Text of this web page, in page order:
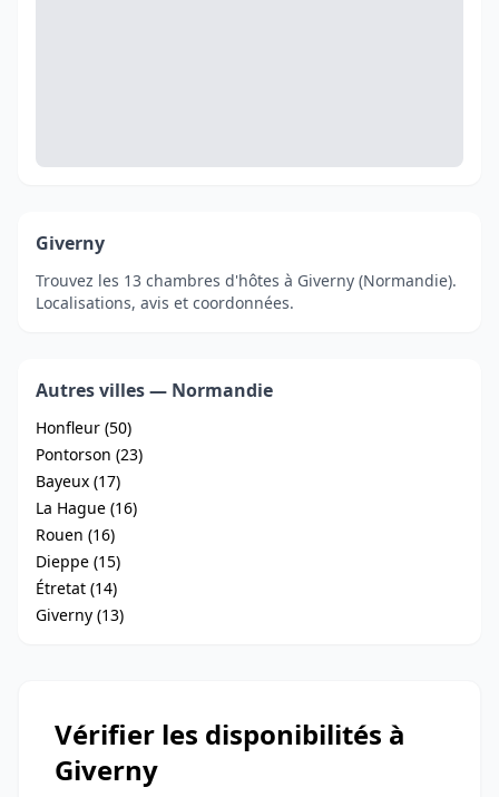
Giverny
Trouvez les 13 chambres d'hôtes à Giverny (Normandie).
Localisations, avis et coordonnées.
Autres villes — Normandie
Honfleur (50)
Pontorson (23)
Bayeux (17)
La Hague (16)
Rouen (16)
Dieppe (15)
Étretat (14)
Giverny (13)
Vérifier les disponibilités à
Giverny